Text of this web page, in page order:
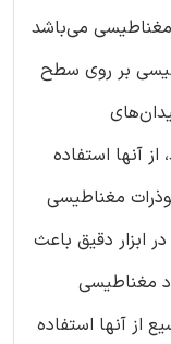
می‌باشد
بر روی سطح
آنها استفاده
مغناطیسی
ابزار دقیق باعث
مغناطیسی
از آنها استفاده